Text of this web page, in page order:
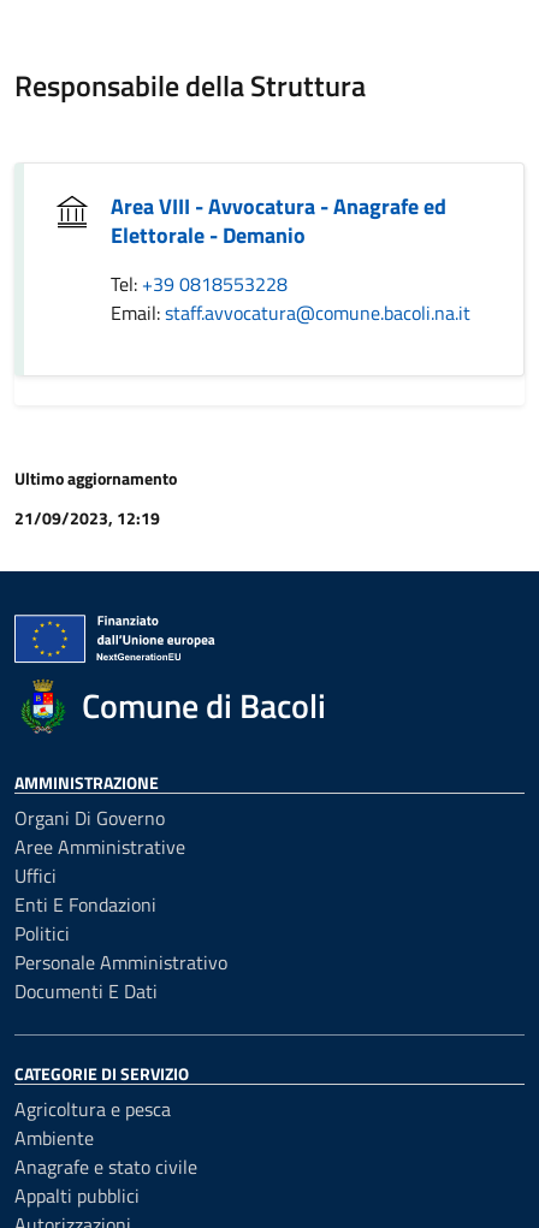
Responsabile della Struttura
Area VIII - Avvocatura - Anagrafe ed
Elettorale - Demanio
Tel: +39 0818553228
Email:staff.avvocatura@comune.bacoli.na.it
Ultimo aggiornamento
21/09/2023, 12:19
Comune di Bacoli
AMMINISTRAZIONE
Organi Di Governo
Aree Amministrative
Uffici
Enti E Fondazioni
Politici
Personale Amministrativo
Documenti E Dati
CATEGORIE DI SERVIZIO
Agricoltura e pesca
Ambiente
Anagrafe e stato civile
Appalti pubblici